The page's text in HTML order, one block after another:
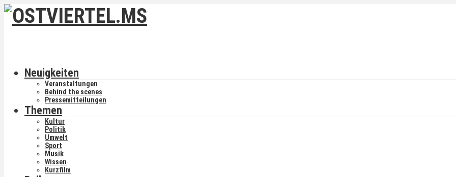
Neuigkeiten
Veranstaltungen
Behind the scenes
Pressemitteilungen
Themen
Kultur
Politik
Umwelt
Sport
Musik
Wissen
Kurzfilm